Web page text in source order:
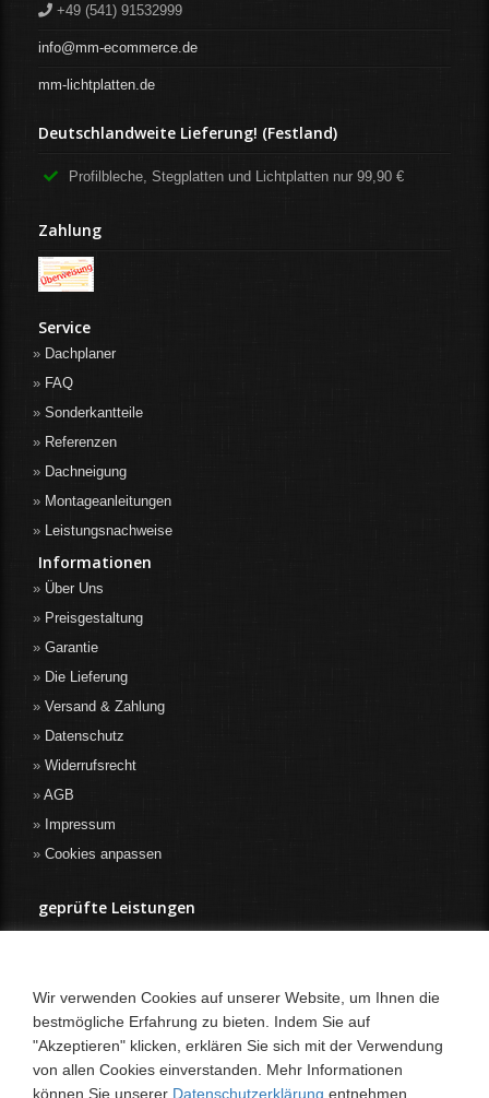
+49 (541) 91532999
info@mm-ecommerce.de
mm-lichtplatten.de
Deutschlandweite Lieferung! (Festland)
Profilbleche, Stegplatten und Lichtplatten nur 99,90 €
Zahlung
Service
Dachplaner
FAQ
Sonderkantteile
Referenzen
Dachneigung
Montageanleitungen
Leistungsnachweise
Informationen
Über Uns
Preisgestaltung
Garantie
Die Lieferung
Versand & Zahlung
Datenschutz
Widerrufsrecht
AGB
Impressum
Cookies anpassen
geprüfte Leistungen
Wir verwenden Cookies auf unserer Website, um Ihnen die
bestmögliche Erfahrung zu bieten. Indem Sie auf
"Akzeptieren" klicken, erklären Sie sich mit der Verwendung
von allen Cookies einverstanden. Mehr Informationen
können Sie unserer Datenschutzerklärung entnehmen.